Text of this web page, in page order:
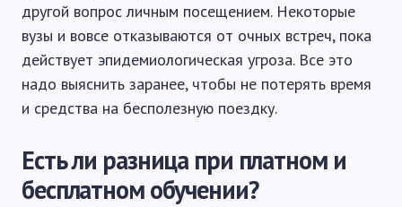
другой вопрос личным посещением. Некоторые
вузы и вовсе отказываются от очных встреч, пока
действует эпидемиологическая угроза. Все это
надо выяснить заранее, чтобы не потерять время
и средства на бесполезную поездку.
Есть ли разница при платном и
бесплатном обучении?